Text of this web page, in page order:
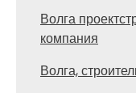
Волга
компания
Волга,